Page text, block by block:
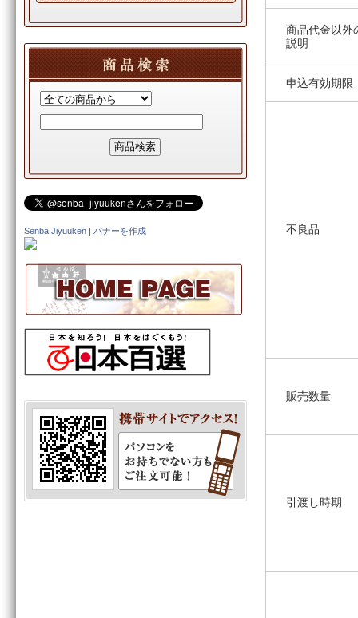
Senba Jiyuuken| バナーを作成
商品代金以外
説明
申込有効期限
不良品
販売数量
引渡し時期